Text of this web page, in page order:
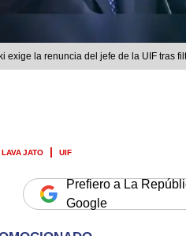
exige la renuncia del jefe de la UIF tras
LAVA JATO UIF
Prefiero a La
Google